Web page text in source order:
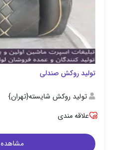
تولید روکش صندلی
تولید روکش شایسته{تهران}
علاقه مندی
مشاهده